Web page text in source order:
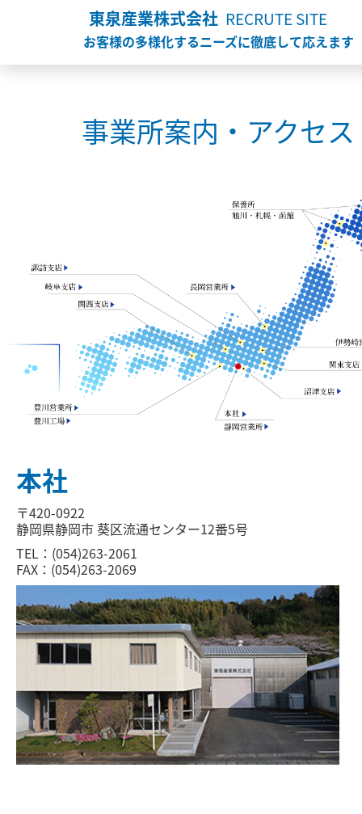
東泉産業株式会社 RECRUTE SITE
お客様の多様化するニーズに徹底して応えます
事業所案内・アクセス
本社
〒420-0922
静岡県静岡市 葵区流通センター12番5号
TEL：(054)263-2061
FAX：(054)263-2069